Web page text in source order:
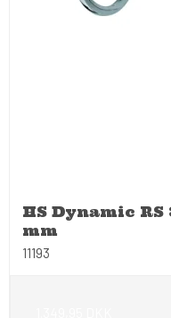
HS Dynamic
mm
11193